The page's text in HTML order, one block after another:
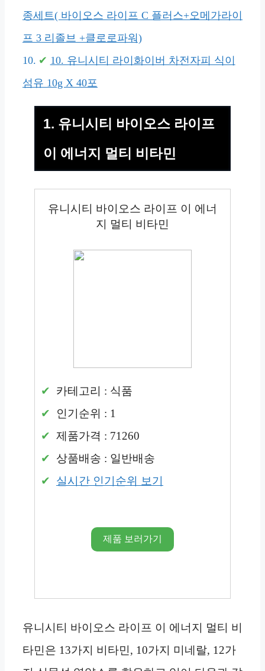
종세트( 바이오스 라이프 C 플러스+오메가라이
프 3 리졸브 +클로로파워)
10. 유니시티 라이화이버 차전자피 식이
섬유 10g X 40포
1. 유니시티 바이오스 라이프
이 에너지 멀티 비타민
유니시티 바이오스 라이프 이 에너
지 멀티 비타민
카테고리 : 식품
인기순위 : 1
제품가격 : 71260
상품배송 : 일반배송
실시간 인기순위 보기
제품 보러가기
유니시티 바이오스 라이프 이 에너지 멀티 비
타민은 13가지 비타민, 10가지 미네랄, 12가